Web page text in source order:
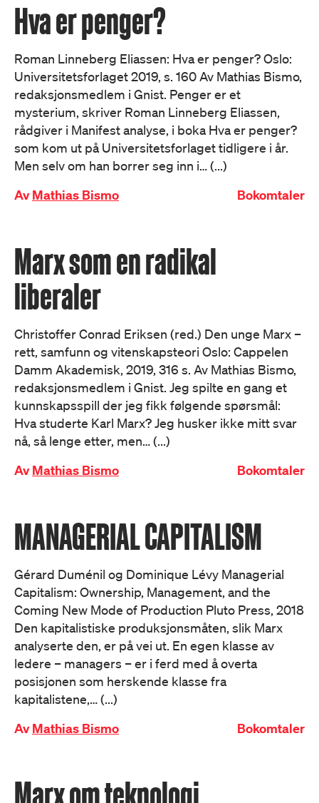
Hva er penger?
Roman Linneberg Eliassen: Hva er penger? Oslo:
Universitetsforlaget 2019, s. 160 Av Mathias Bismo,
redaksjonsmedlem i Gnist. Penger er et
mysterium, skriver Roman Linneberg Eliassen,
rådgiver i Manifest analyse, i boka Hva er penger?
som kom ut på Universitetsforlaget tidligere i år.
Men selv om han borrer seg inn i… (...)
AvMathias Bismo Bokomtaler
Marx som en radikal
liberaler
Christoffer Conrad Eriksen (red.) Den unge Marx –
rett, samfunn og vitenskapsteori Oslo: Cappelen
Damm Akademisk, 2019, 316 s. Av Mathias Bismo,
redaksjonsmedlem i Gnist. Jeg spilte en gang et
kunnskapsspill der jeg fikk følgende spørsmål:
Hva studerte Karl Marx? Jeg husker ikke mitt svar
nå, så lenge etter, men… (...)
AvMathias Bismo Bokomtaler
MANAGERIAL CAPITALISM
Gérard Duménil og Dominique Lévy Managerial
Capitalism: Ownership, Management, and the
Coming New Mode of Production Pluto Press, 2018
Den kapitalistiske produksjonsmåten, slik Marx
analyserte den, er på vei ut. En egen klasse av
ledere – managers – er i ferd med å overta
posisjonen som herskende klasse fra
kapitalistene,… (...)
AvMathias Bismo Bokomtaler
Marx om teknologi